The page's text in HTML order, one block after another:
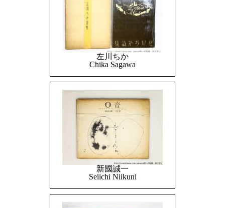
左川ちか
Chika Sagawa
新國誠一
Seiichi Niikuni